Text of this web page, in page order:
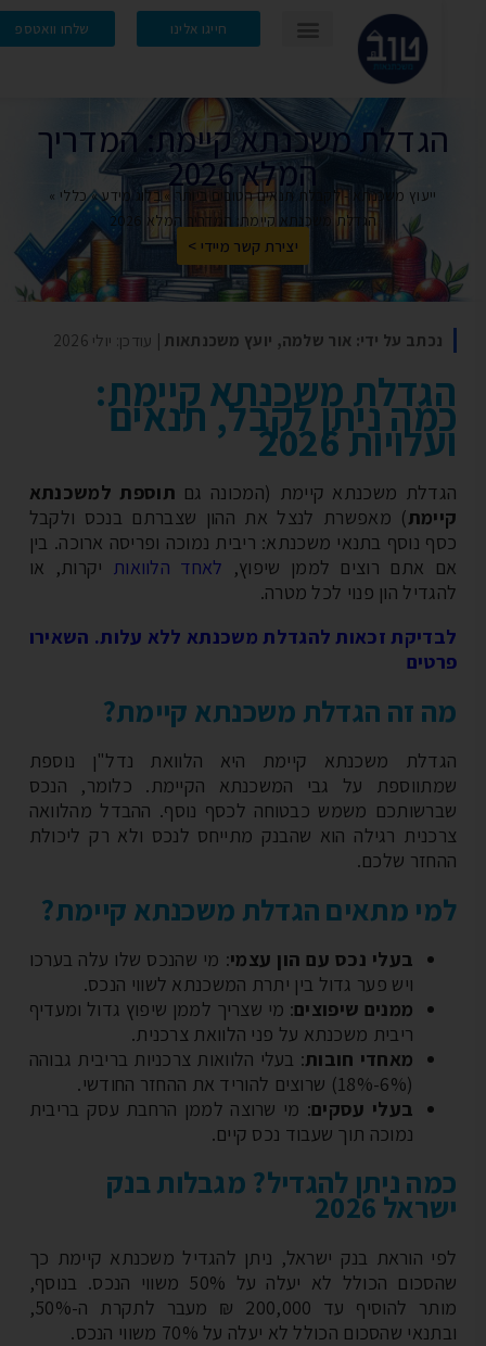
חייגו אלינו שלחו וואטספ
משכנתא קיימת: המדריך
המלא 2026
ייעוץ משכנתא - לקבלת תנאים הטובים ביותר » בלוג מידע» כללי»
הגדלת משכנתא קיימת: המדריך המלא 2026
יצירת קשר מיידי >
על ידי: אור שלמה, יועץ משכנתאות| עודכן: יולי 2026
משכנתא קיימת:
ניתן לקבל, תנאים
2026
משכנתא קיימת (המכונה גםתוספת למשכנתא
) מאפשרת לנצל את ההון שצברתם בנכס ולקבל
נוסף בתנאי משכנתא: ריבית נמוכה ופריסה ארוכה. בין
אתם רוצים לממן שיפוץ,לאחד הלוואותיקרות, או
הון פנוי לכל מטרה.
זכאות להגדלת משכנתא ללא עלות. השאירו
זה הגדלת משכנתא קיימת?
משכנתא קיימת היא הלוואת נדל"ן נוספת
על גבי המשכנתא הקיימת. כלומר, הנכס
משמש כבטוחה לכסף נוסף. ההבדל מהלוואה
רגילה הוא שהבנק מתייחס לנכס ולא רק ליכולת
שלכם.
מתאים הגדלת משכנתא קיימת?
בעלי נכס עם הון עצמי : מי שהנכס שלו עלה בערכו
ויש פער גדול בין יתרת המשכנתא לשווי הנכס.
ממנים שיפוצים: מי שצריך לממן שיפוץ גדול ומעדיף
ריבית משכנתא על פני הלוואת צרכנית.
מאחדי חובות: בעלי הלוואות צרכניות בריבית גבוהה
בעלי עסקים: מי שרוצה לממן הרחבת עסק בריבית
נמוכה תוך שעבוד נכס קיים.
ניתן להגדיל? מגבלות בנק
2026
הוראת בנק ישראל, ניתן להגדיל משכנתא קיימת כך
שהסכום הכולל לא יעלה על 50% משווי הנכס. בנוסף,
מותר להוסיף עד 200,000 ₪ מעבר לתקרת ה-50%,
שהסכום הכולל לא יעלה על 70% משווי הנכס.